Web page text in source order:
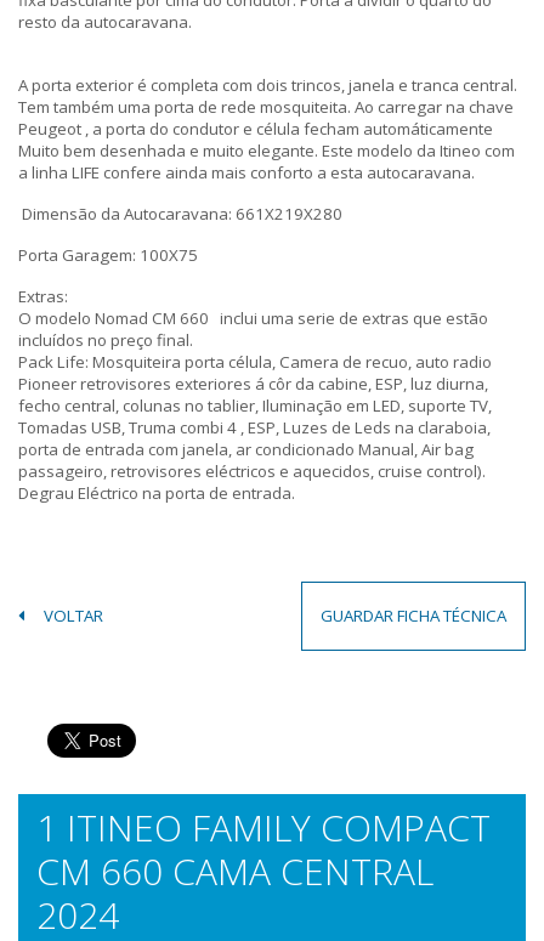
resto da autocaravana.
A porta exterior é completa com dois trincos, janela e tranca central.
Tem também uma porta de rede mosquiteita. Ao carregar na chave
Peugeot , a porta do condutor e célula fecham automáticamente
Muito bem desenhada e muito elegante. Este modelo da Itineo com
a linha LIFE confere ainda mais conforto a esta autocaravana.
Dimensão da Autocaravana: 661X219X280
Porta Garagem: 100X75
Extras:
O modelo Nomad CM 660 inclui uma serie de extras que estão
incluídos no preço final.
Pack Life: Mosquiteira porta célula, Camera de recuo, auto radio
Pioneer retrovisores exteriores á côr da cabine, ESP, luz diurna,
fecho central, colunas no tablier, Iluminação em LED, suporte TV,
Tomadas USB, Truma combi 4 , ESP, Luzes de Leds na claraboia,
porta de entrada com janela, ar condicionado Manual, Air bag
passageiro, retrovisores eléctricos e aquecidos, cruise control).
Degrau Eléctrico na porta de entrada.
VOLTAR GUARDAR FICHA TÉCNICA
1 ITINEO FAMILY COMPACT
CM 660 CAMA CENTRAL
2024